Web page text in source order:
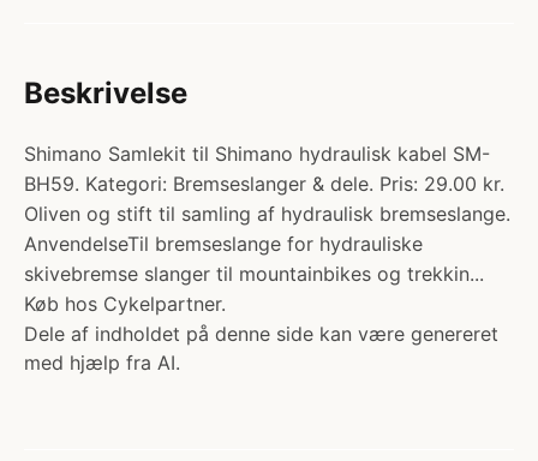
Beskrivelse
Shimano Samlekit til Shimano hydraulisk kabel SM-
BH59. Kategori: Bremseslanger & dele. Pris: 29.00 kr.
Oliven og stift til samling af hydraulisk bremseslange.
AnvendelseTil bremseslange for hydrauliske
skivebremse slanger til mountainbikes og trekkin...
Køb hos Cykelpartner.
Dele af indholdet på denne side kan være genereret
med hjælp fra AI.